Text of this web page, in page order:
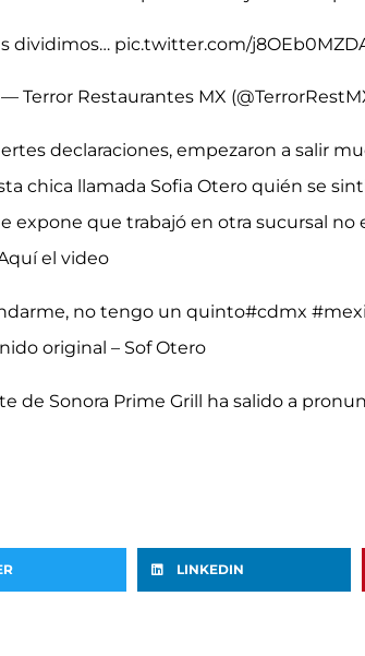
dividimos… pic.twitter.com/
— Terror Restaurantes MX
declaraciones, empezaron a salir
chica llamada Sofia Otero quién se
expone que trabajó en otra sucursal no
el video
no tengo un quinto#cdmx
original – Sof Otero
Sonora Prime Grill ha salido a
LINKEDIN